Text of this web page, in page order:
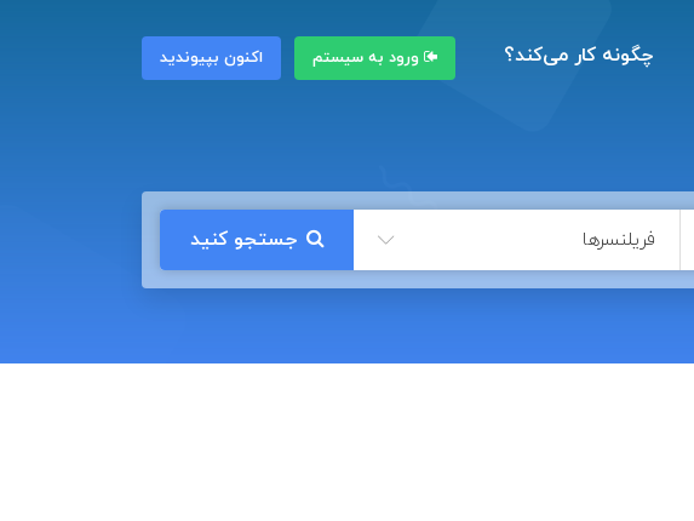
چگونه کار می‌کند؟ ورود به سیستم اکنون بپیوندید
فریلنسرها جستجو کنید